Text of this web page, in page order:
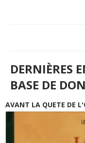
DERNIÈRES
BASE DE
AVANT LA QUETE DE